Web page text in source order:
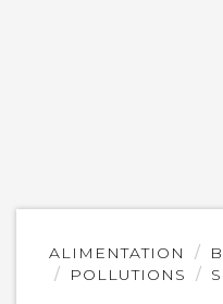
ALIMENTATION
POLLUTIONS
Lire
l'article